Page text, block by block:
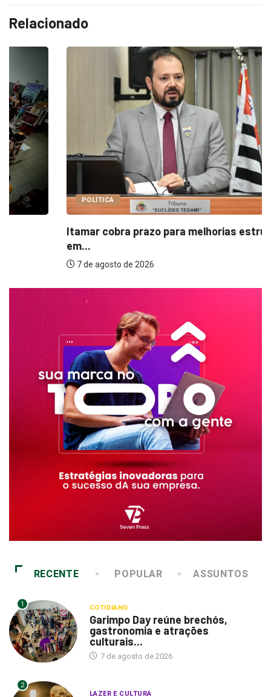
Relacionado
POLÍTICA
Itamar cobra prazo para melhorias estruturais
7 de agosto de 2026
RECENTE POPULAR ASSUNTOS
1 COTIDIANO
Garimpo Day reúne brechós,
gastronomia e atrações
culturais...
7 de agosto de 2026
2
LAZER E CULTURA